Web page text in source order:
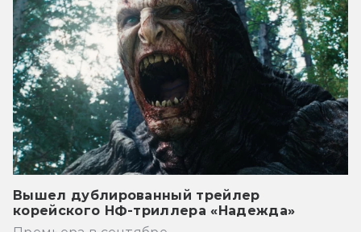
Вышел дублированный трейлер
корейского НФ-триллера «Надежда»